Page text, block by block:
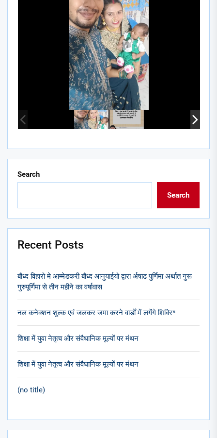
Search
Search
Recent Posts
बौध्द विहारो मे आम्मेडकरी बौध्द आनुयाईयो द्वारा र्अषाढ पुर्णिमा अर्थात गुरू
गुरुपूर्णिमा से तीन महीने का वर्षावास
नल कनेक्शन शुल्क एवं जलकर जमा करने वार्डों में लगेंगे शिविर*
शिक्षा में युवा नेतृत्व और संवैधानिक मूल्यों पर मंथन
शिक्षा में युवा नेतृत्व और संवैधानिक मूल्यों पर मंथन
(no title)